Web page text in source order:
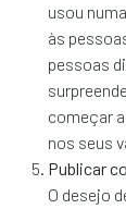
usou
às
pessoas
começar
nos seus
Publicar
O desejo